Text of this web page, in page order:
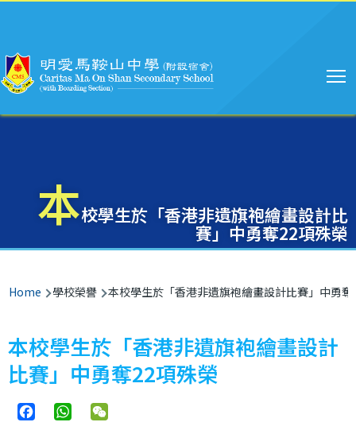
本校學生於「香港非遺旗袍繪畫設計比
賽」中勇奪22項殊榮
Breadcrumb
Home 學校榮譽 本校學生於「香港非遺旗袍繪畫設計比賽」中勇
本校學生於「香港非遺旗袍繪畫設計
比賽」中勇奪22項殊榮
FacebookWhatsApp